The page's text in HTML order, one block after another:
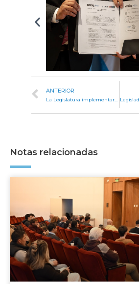
ANTERIOR
La Legislatura implementará acciones de formación continua con la Universidad Internacional de La Rioja
Notas relacionadas